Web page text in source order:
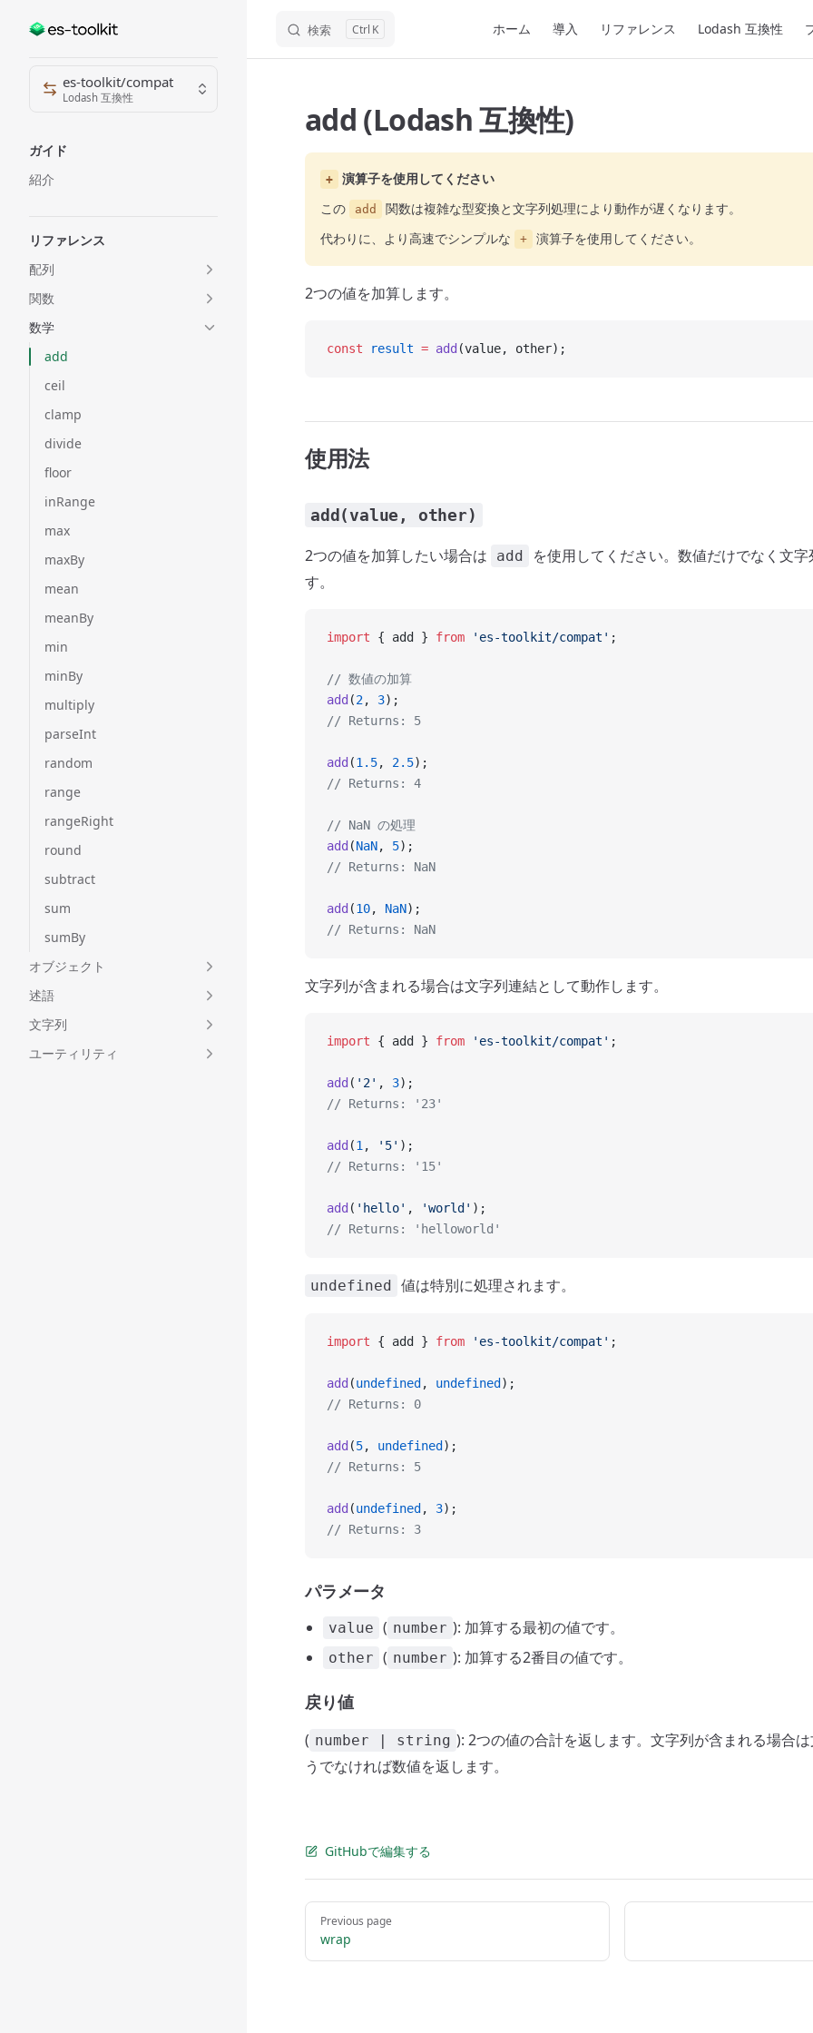
Skip to content 検索 K ホーム 導入 リファレンス Lodash 互換性
Sidebar Navigation
es-toolkit/compat
Lodash 互換性
ガイド
紹介
リファレンス
配列
関数
数学
add
ceil
clamp
divide
floor
inRange
max
maxBy
mean
meanBy
min
minBy
multiply
parseInt
random
range
rangeRight
round
subtract
sum
sumBy
オブジェクト
述語
文字列
ユーティリティ
add (Lodash 互換性)
+
演算子を使用してください
この
add
関数は複雑な型変換と文字列処理により動作が遅くなります。
代わりに、より高速でシンプルな
+ 演算子を使用してください。
2つの値を加算します。
const result = add (value, other);
使用法
add(value, other)
2つの値を加算したい場合は add
を使用してください。数値だけでなく文字
す。
import { add } from 'es-toolkit/compat' ;
// 数値の加算
add (2, 3);
// Returns: 5
add (1.5, 2.5);
// Returns: 4
// NaN の処理
add (NaN, 5);
// Returns: NaN
add (10, NaN);
// Returns: NaN
文字列が含まれる場合は文字列連結として動作します。
import { add } from 'es-toolkit/compat' ;
add ( '2' , 3);
// Returns: '23'
add (1 , '5' );
// Returns: '15'
add ( 'hello' , 'world' );
// Returns: 'helloworld'
undefined 値は特別に処理されます。
import { add } from 'es-toolkit/compat' ;
add (undefined , undefined );
// Returns: 0
add (5, undefined );
// Returns: 5
add (undefined , 3);
// Returns: 3
パラメータ
value ( number ): 加算する最初の値です。
other ( number ): 加算する2番目の値です。
戻り値
( number | string ): 2つの値の合計を返します。文字列が含まれる場合
うでなければ数値を返します。
GitHubで編集する
Pager
Previous page
wrap